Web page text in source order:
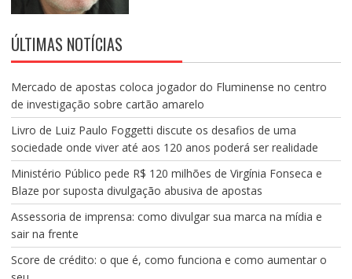
ÚLTIMAS NOTÍCIAS
Mercado de apostas coloca jogador do Fluminense no centro
de investigação sobre cartão amarelo
Livro de Luiz Paulo Foggetti discute os desafios de uma
sociedade onde viver até aos 120 anos poderá ser realidade
Ministério Público pede R$ 120 milhões de Virgínia Fonseca e
Blaze por suposta divulgação abusiva de apostas
Assessoria de imprensa: como divulgar sua marca na mídia e
sair na frente
Score de crédito: o que é, como funciona e como aumentar o